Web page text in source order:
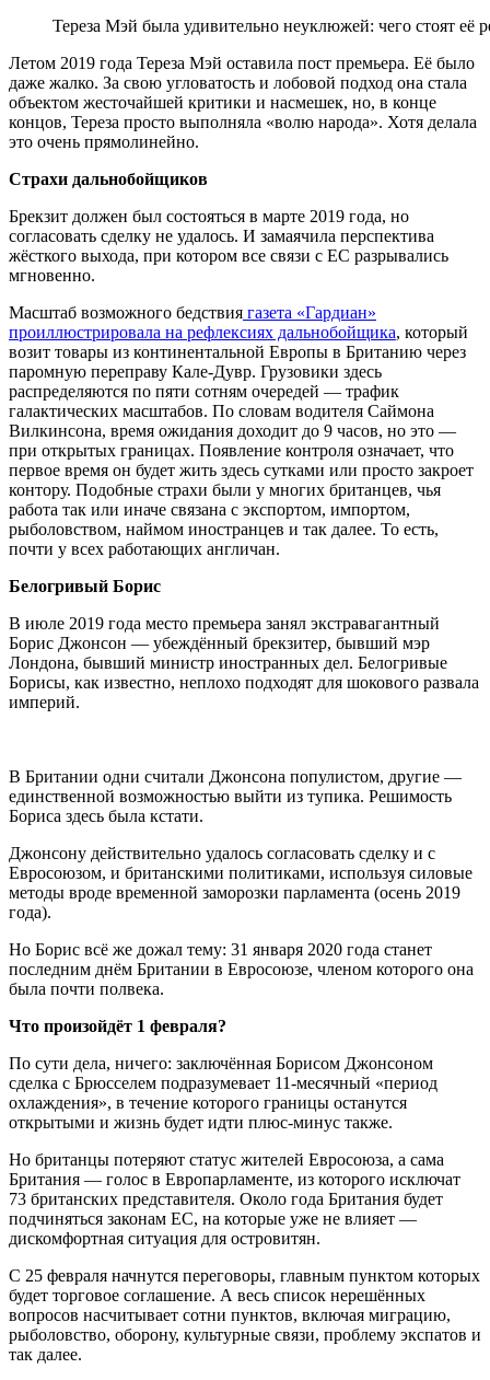
Тереза Мэй была удивительно неуклюжей: чего стоят её
Летом 2019 года Тереза Мэй оставила пост премьера. Её было
даже жалко. За свою угловатость и лобовой подход она стала
объектом жесточайшей критики и насмешек, но, в конце
концов, Тереза просто выполняла «волю народа». Хотя делала
это очень прямолинейно.
Страхи дальнобойщиков
Брекзит должен был состояться в марте 2019 года, но
согласовать сделку не удалось. И замаячила перспектива
жёсткого выхода, при котором все связи с ЕС разрывались
мгновенно.
Масштаб возможного бедствия газета «Гардиан»
проиллюстрировала на рефлексиях дальнобойщика, который
возит товары из континентальной Европы в Британию через
паромную переправу Кале-Дувр. Грузовики здесь
распределяются по пяти сотням очередей — трафик
галактических масштабов. По словам водителя Саймона
Вилкинсона, время ожидания доходит до 9 часов, но это —
при открытых границах. Появление контроля означает, что
первое время он будет жить здесь сутками или просто закроет
контору. Подобные страхи были у многих британцев, чья
работа так или иначе связана с экспортом, импортом,
рыболовством, наймом иностранцев и так далее. То есть,
почти у всех работающих англичан.
Белогривый Борис
В июле 2019 года место премьера занял экстравагантный
Борис Джонсон — убеждённый брекзитер, бывший мэр
Лондона, бывший министр иностранных дел. Белогривые
Борисы, как известно, неплохо подходят для шокового развала
империй.
В Британии одни считали Джонсона популистом, другие —
единственной возможностью выйти из тупика. Решимость
Бориса здесь была кстати.
Джонсону действительно удалось согласовать сделку и с
Евросоюзом, и британскими политиками, используя силовые
методы вроде временной заморозки парламента (осень 2019
года).
Но Борис всё же дожал тему: 31 января 2020 года станет
последним днём Британии в Евросоюзе, членом которого она
была почти полвека.
Что произойдёт 1 февраля?
По сути дела, ничего: заключённая Борисом Джонсоном
сделка с Брюсселем подразумевает 11-месячный «период
охлаждения», в течение которого границы останутся
открытыми и жизнь будет идти плюс-минус также.
Но британцы потеряют статус жителей Евросоюза, а сама
Британия — голос в Европарламенте, из которого исключат
73 британских представителя. Около года Британия будет
подчиняться законам ЕС, на которые уже не влияет —
дискомфортная ситуация для островитян.
С 25 февраля начнутся переговоры, главным пунктом которых
будет торговое соглашение. А весь список нерешённых
вопросов насчитывает сотни пунктов, включая миграцию,
рыболовство, оборону, культурные связи, проблему экспатов и
так далее.